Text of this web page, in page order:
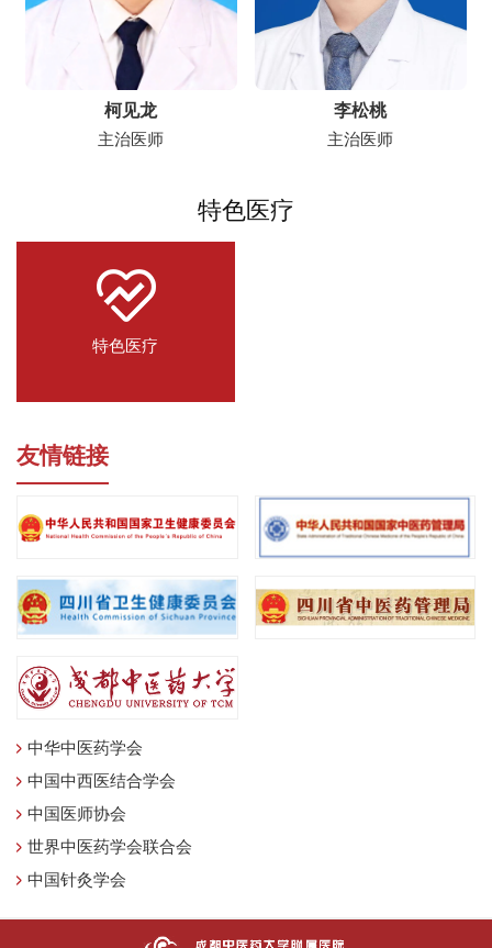
柯见龙
主治医师
李松桃
主治医师
特色医疗
特色医疗
友情链接
中华中医药学会
中国中西医结合学会
中国医师协会
世界中医药学会联合会
中国针灸学会